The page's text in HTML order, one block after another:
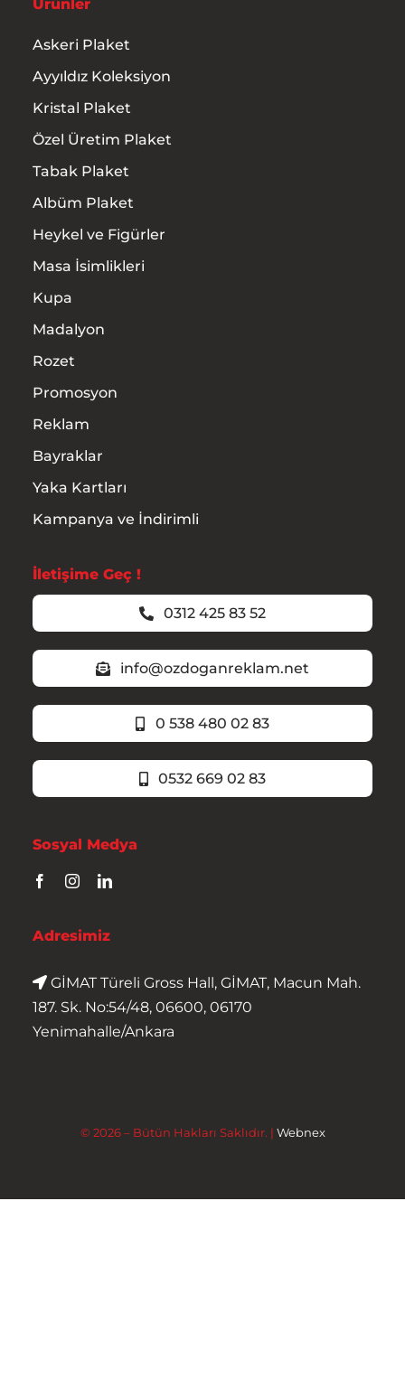
Ürünler
Askeri Plaket
Ayyıldız Koleksiyon
Kristal Plaket
Özel Üretim Plaket
Tabak Plaket
Albüm Plaket
Heykel ve Figürler
Masa İsimlikleri
Kupa
Madalyon
Rozet
Promosyon
Reklam
Bayraklar
Yaka Kartları
Kampanya ve İndirimli
İletişime Geç !
0312 425 83 52
info@ozdoganreklam.net
0 538 480 02 83
0532 669 02 83
Sosyal Medya
Adresimiz
GİMAT Türeli Gross Hall, GİMAT, Macun Mah.
187. Sk. No:54/48, 06600, 06170
Yenimahalle/Ankara
© 2026 – Bütün Hakları Saklıdır. | Webnex
Hizmetler